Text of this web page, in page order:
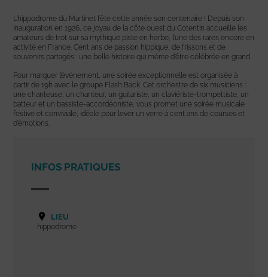
L’hippodrome du Martinet fête cette année son centenaire ! Depuis son
inauguration en 1926, ce joyau de la côte ouest du Cotentin accueille les
amateurs de trot sur sa mythique piste en herbe, l’une des rares encore en
activité en France. Cent ans de passion hippique, de frissons et de
souvenirs partagés : une belle histoire qui mérite d’être célébrée en grand.
Pour marquer l’événement, une soirée exceptionnelle est organisée à
partir de 19h avec le groupe Flash Back. Cet orchestre de six musiciens :
une chanteuse, un chanteur, un guitariste, un claviériste-trompettiste, un
batteur et un bassiste-accordéoniste, vous promet une soirée musicale
festive et conviviale, idéale pour lever un verre à cent ans de courses et
d’émotions.
INFOS PRATIQUES
LIEU
hippodrome